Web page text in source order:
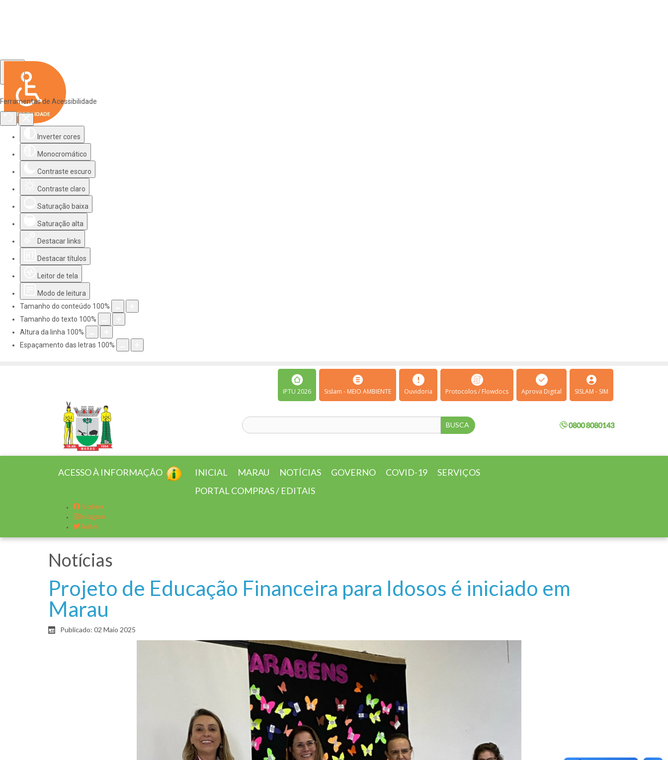
Ferramentas de Acessibilidade
Inverter cores
Monocromático
Contraste escuro
Contraste claro
Saturação baixa
Saturação alta
Destacar links
Destacar títulos
Leitor de tela
Modo de leitura
Tamanho do conteúdo 100%
Tamanho do texto 100%
Altura da linha 100%
Espaçamento das letras 100%
IPTU 2026 Sislam - MEIO AMBIENTE Ouvidoria Protocolos / Flowdocs Aprova Digital SISLAM - SIM
ACESSO À INFORMAÇÃO INICIAL MARAU NOTÍCIAS GOVERNO COVID-19
SERVIÇOS
PORTAL COMPRAS / EDITAIS
Facebook
Instagram
Twitter
Notícias
Projeto de Educação Financeira para Idosos é iniciado em
Marau
Publicado: 02 Maio 2025